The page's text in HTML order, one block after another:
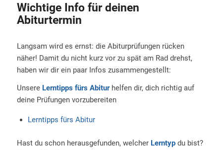
Wichtige Info für deinen
Abiturtermin
Langsam wird es ernst: die Abiturprüfungen rücken
näher! Damit du nicht kurz vor zu spät am Rad drehst,
haben wir dir ein paar Infos zusammengestellt:
Unsere Lerntipps fürs Abiturhelfen dir, dich richtig auf
deine Prüfungen vorzubereiten
Lerntipps fürs Abitur
Hast du schon herausgefunden, welcher Lerntypdu bist?